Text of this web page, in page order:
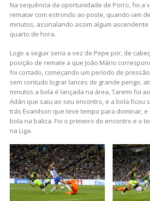
Na sequência da oportunidade de Porro, foi a
rematar com estrondo ao poste, quando iam
minutos, assinalando assim algum
quarto de hora.
Logo a seguir seria a vez de Pepe por, de
posição de remate a que João Mário
foi cortado, começando um período de
sem contudo lograr lances de grande perigo,
minutos a bola é lançada na área, Taremi foi
Adán que saiu ao seu encontro, e a bola ficou
trás Evanilson que teve tempo para dominar,
bola na baliza. Foi o primeiro do encontro e o
na Liga.